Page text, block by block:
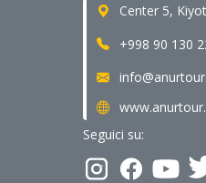
Center 5,
+998 90 130
Seguici su: